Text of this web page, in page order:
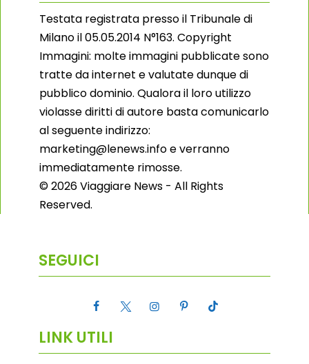
Testata registrata presso il Tribunale di
Milano il 05.05.2014 N°163. Copyright
Immagini: molte immagini pubblicate sono
tratte da internet e valutate dunque di
pubblico dominio. Qualora il loro utilizzo
violasse diritti di autore basta comunicarlo
al seguente indirizzo:
marketing@lenews.info e verranno
immediatamente rimosse.
© 2026 Viaggiare News - All Rights
Reserved.
SEGUICI
LINK UTILI